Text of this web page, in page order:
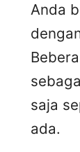
Anda
saja
ada.